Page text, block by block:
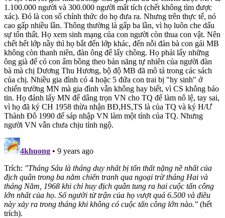
1.100.000 người và 300.000 người mất tích (chết không tìm được
xác). Đó là con số chính thức do họ đưa ra. Nhưng trên thực tế, nó
cao gấp nhiều lần. Thông thường là gấp ba lần, vì họ luôn che dấu
sự tổn thất. Họ xem sinh mạng của con người còn thua con vật. Nên
chết hết lớp nầy thì họ bắt đến lớp khác, đến nỗi đàn bà con gái MB
không còn thanh niên, đàn ông để lấy chồng. Họ phải lấy những
ông già để có con ẩm bồng theo bản năng tự nhiên của người đàn
bà mà chị Dương Thu Hương, bộ độ MB đã mô tả trong các sách
của chị. Nhiều gia đình có 4 hoặc 5 đứa con trai bị "hy sinh" ở
chiến trường MN mà gia đình vẫn không hay biết, vì CS không báo
tin. Họ đánh lấy MN để dâng trọn VN cho TQ để làm nô lệ, tay sai,
vì họ đã ký CH 1958 thừa nhận BĐ,HS,TS là của TQ và ký H/Ư
Thành Đô 1990 để sáp nhập VN làm một tỉnh của TQ. Nhưng
người VN vẫn chưa chịu tỉnh ngộ.
4khuong • 9 years ago
Trích: "Tháng Sáu là tháng duy nhất bị tổn thất nặng nề nhất của
địch quân trong ba năm chiến tranh qua ngoại trừ tháng Hai và
tháng Năm, 1968 khi chỉ huy địch quân tung ra hai cuộc tấn công
lớn nhất của họ. Số người tử trận của họ vượt quá 6.500 và điều
này xảy ra trong tháng khi không có cuộc tấn công lớn nào." (hết
trích).